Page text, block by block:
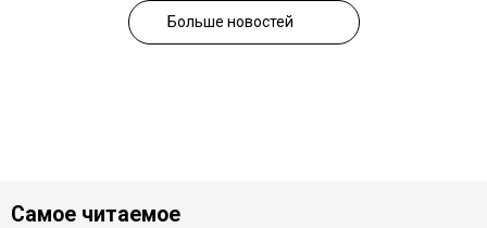
Больше новостей
Самое читаемое